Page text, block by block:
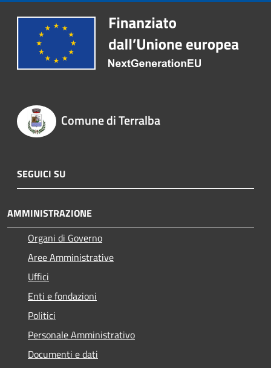
Comune di Terralba
SEGUICI SU
AMMINISTRAZIONE
Organi di Governo
Aree Amministrative
Uffici
Enti e fondazioni
Politici
Personale Amministrativo
Documenti e dati